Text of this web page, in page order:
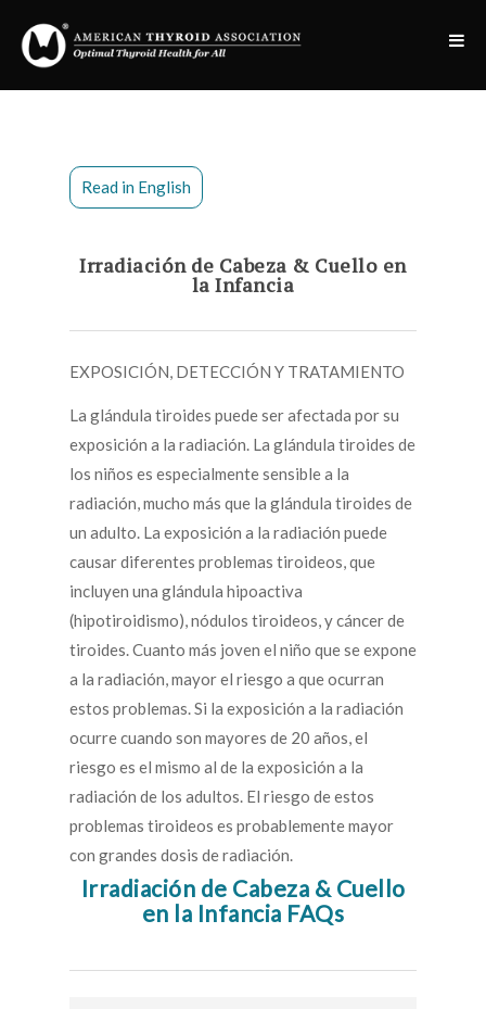
Read in English
Irradiación de Cabeza & Cuello en
la Infancia
EXPOSICIÓN, DETECCIÓN Y TRATAMIENTO
La glándula tiroides puede ser afectada por su
exposición a la radiación. La glándula tiroides de
los niños es especialmente sensible a la
radiación, mucho más que la glándula tiroides de
un adulto. La exposición a la radiación puede
causar diferentes problemas tiroideos, que
incluyen una glándula hipoactiva
(hipotiroidismo), nódulos tiroideos, y cáncer de
tiroides. Cuanto más joven el niño que se expone
a la radiación, mayor el riesgo a que ocurran
estos problemas. Si la exposición a la radiación
ocurre cuando son mayores de 20 años, el
riesgo es el mismo al de la exposición a la
radiación de los adultos. El riesgo de estos
problemas tiroideos es probablemente mayor
con grandes dosis de radiación.
Irradiación de Cabeza & Cuello
en la Infancia FAQs